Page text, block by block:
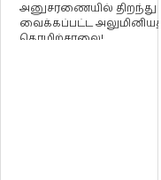
அனுசரணையில் திறந்து
வைக்கப்பட்ட அலுமினியத்
தொழிற்சாலை!